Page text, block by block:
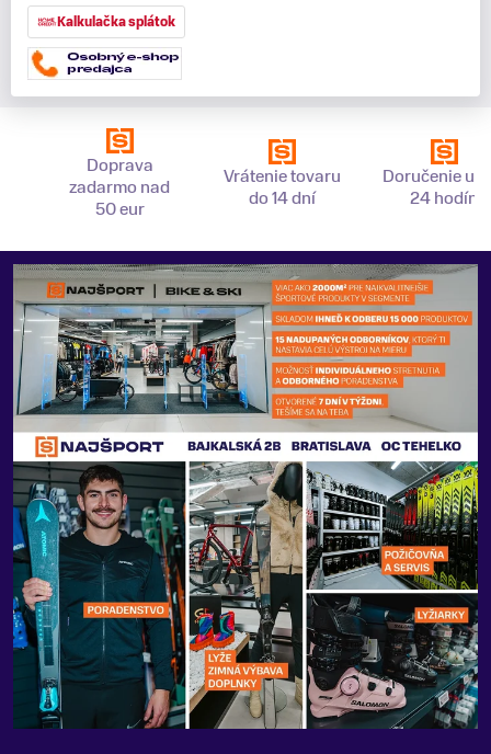
Kalkulačka splátok
Doprava
zadarmo nad
50 eur
Vrátenie tovaru
do 14 dní
Doručenie už
24 hodín